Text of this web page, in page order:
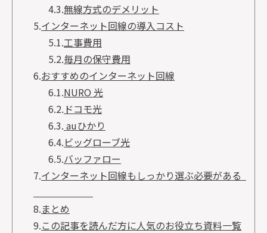
4.3.無線方式のデメリット
5.インターネット回線の導入コスト
5.1.工事費用
5.2.毎月の保守費用
6.おすすめのインターネット回線
6.1.NURO 光
6.2. ドコモ光
6.3. auひかり
6.4.ビッグローブ光
6.5.バッファロー
7.インターネット回線もしっかり選ぶ必要がある
8.まとめ
9.この記事を読んだ方に人気のお役立ち資料一覧